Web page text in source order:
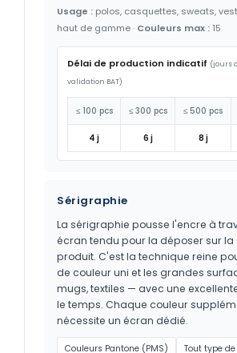
Usage : polos, casquettes, sweats,
haut de gamme · Couleurs max : 15
Délai de production indicatif (jours
validation BAT)
≤ 100 pcs ≤ 300 pcs ≤ 500 pcs
4 j 6 j 8 j
Sérigraphie
La sérigraphie pousse l'encre à
écran tendu pour la déposer sur la
produit. C'est la technique reine
de couleur uni et les grandes
mugs, textiles — avec une
le temps. Chaque couleur
nécessite un écran dédié.
Couleurs Pantone (PMS) Tout type